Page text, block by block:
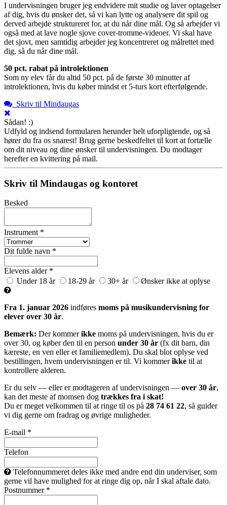
I undervisningen bruger jeg endvidere mit studie og laver optagelser
af dig, hvis du ønsker det, så vi kan lytte og analysere dit spil og
derved arbejde struktureret for, at du når dine mål. Og så arbejder vi
også med at lave nogle sjove cover-tromme-videoer. Vi skal have
det sjovt, men samtidig arbejder jeg koncentreret og målrettet med
dig, så du når dine mål.
50 pct. rabat på introlektionen
Som ny elev får du altid 50 pct. på de første 30 minutter af
introlektionen, hvis du køber mindst et 5-turs kort efterfølgende.
Skriv til Mindaugas
Sådan! :)
Udfyld og indsend formularen herunder helt uforpligtende, og så
hører du fra os snarest! Brug gerne beskedfeltet til kort at fortælle
om dit niveau og dine ønsker til undervisningen. Du modtager
herefter en kvittering på mail.
Skriv til Mindaugas og kontoret
Besked
Instrument *
Dit fulde navn *
Elevens alder *
Under 18 år
18-29 år 30+ år Ønsker ikke at oplyse
Fra 1. januar 2026 indføres moms på musikundervisning for
elever over 30 år.
Bemærk: Der kommerikke moms på undervisningen, hvis du er
over 30, og køber den til en person under 30 år (fx dit barn, din
kæreste, en ven eller et familiemedlem). Du skal blot oplyse ved
bestillingen, hvem undervisningen er til. Vi kommerikke til at
kontrollere alderen.
Er du selv — eller er modtageren af undervisningen — over 30 år,
kan det meste af momsen dog trækkes fra i skat!
Du er meget velkommen til at ringe til os på 28 74 61 22, så guider
vi dig gerne om fradrag og øvrige muligheder.
E-mail *
Telefon
Telefonnummeret deles ikke med andre end din underviser, som
gerne vil have mulighed for at ringe dig op, når I skal aftale dato.
Postnummer *